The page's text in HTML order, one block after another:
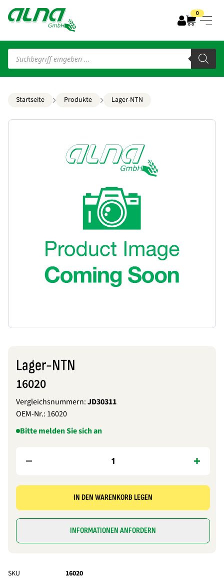
0
Products
search
Startseite Produkte Lager-NTN
Lager-NTN
16020
Vergleichsnummern:JD30311
OEM-Nr.: 16020
Bitte melden Sie sich an
IN DEN WARENKORB LEGEN
INFORMATIONEN ANFORDERN
SKU 16020